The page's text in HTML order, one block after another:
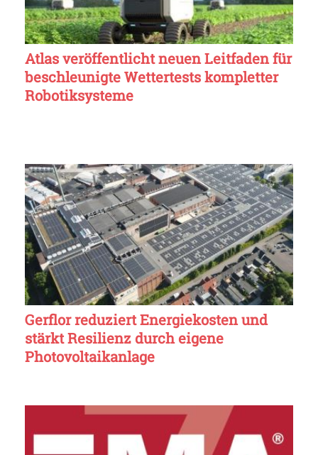
Atlas veröffentlicht neuen Leitfaden für
beschleunigte Wettertests kompletter
Robotiksysteme
Gerflor reduziert Energiekosten und
stärkt Resilienz durch eigene
Photovoltaikanlage